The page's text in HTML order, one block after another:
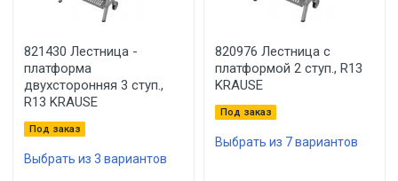
821430 Лестница -
платформа
двухсторонняя 3 ступ.,
R13 KRAUSE
Под заказ
Выбрать из 3 вариантов
820976 Лестница с
платформой 2 ступ., R13
KRAUSE
Под заказ
Выбрать из 7 вариантов